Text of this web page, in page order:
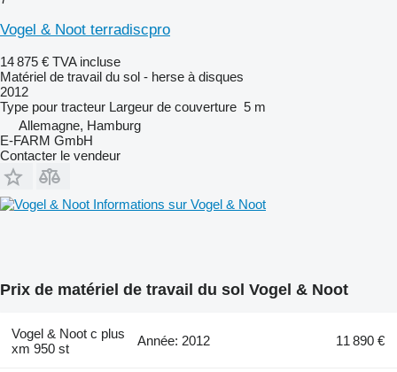
Vogel & Noot terradiscpro
14 875 € TVA incluse
Matériel de travail du sol - herse à disques
2012
Type pour tracteur Largeur de couverture 5 m
Allemagne, Hamburg
E-FARM GmbH
Contacter le vendeur
Informations sur Vogel & Noot
Prix de matériel de travail du sol Vogel & Noot
Vogel & Noot c plus
xm 950 st
Année: 2012 11 890 €